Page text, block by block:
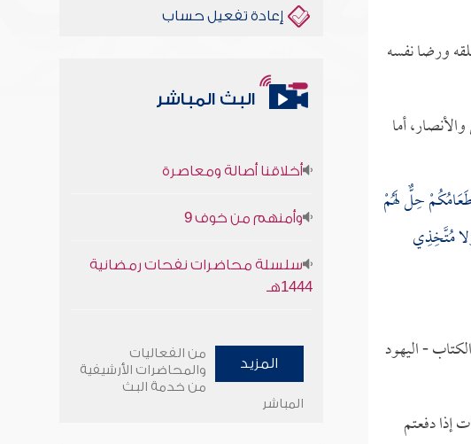
ورضا نفسه
أما
حِلٌّ لَهُمْ
مُتَّخِذِي
- اليهود
إذا دفعتم
إعادة تفعيل حساب
البث المباشر
1444هـ
وأمنهم من خوف 9
سلسلة محاضرات نفحات رمضانية
المزيد
من الفعاليات
والمحاضرات الأرشيفية
من خدمة البث
المباشر